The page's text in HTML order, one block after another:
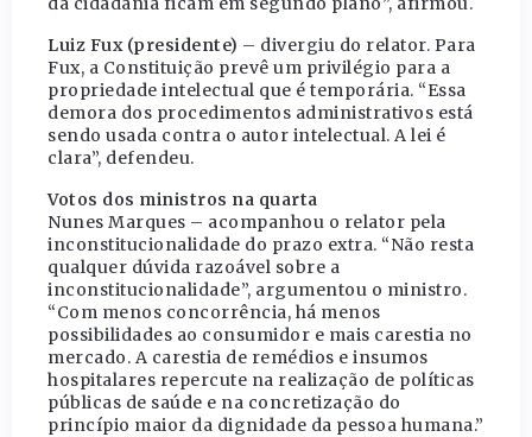
Luiz Fux (presidente) – divergiu do relator. Para
Fux, a Constituição prevê um privilégio para a
propriedade intelectual que é temporária. “Essa
demora dos procedimentos administrativos está
sendo usada contra o autor intelectual. A lei é
clara”, defendeu.
Votos dos ministros na quarta
Nunes Marques – acompanhou o relator pela
inconstitucionalidade do prazo extra. “Não resta
qualquer dúvida razoável sobre a
inconstitucionalidade”, argumentou o ministro.
“Com menos concorrência, há menos
possibilidades ao consumidor e mais carestia no
mercado. A carestia de remédios e insumos
hospitalares repercute na realização de políticas
públicas de saúde e na concretização do
princípio maior da dignidade da pessoa humana.”